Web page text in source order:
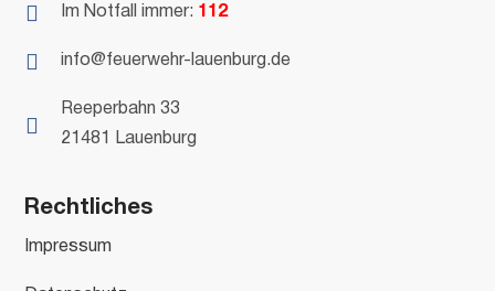
 Im Notfall immer: 112
 info@feuerwehr-lauenburg.de

Reeperbahn 33
21481 Lauenburg
Rechtliches
Impressum